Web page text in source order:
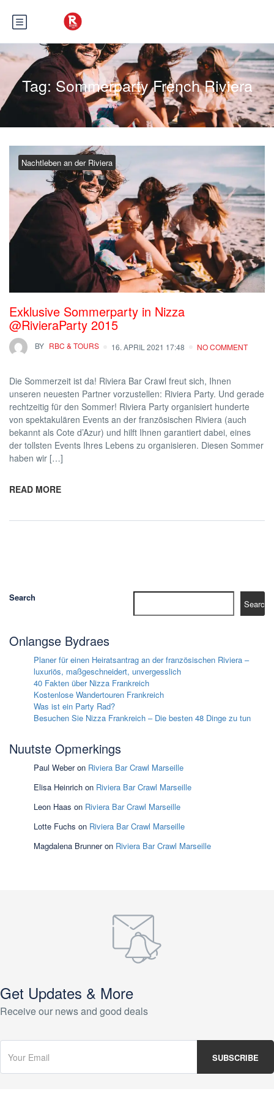
Tag: Sommerparty French Riviera
Nachtleben an der Riviera
Exklusive Sommerparty in Nizza
@RivieraParty 2015
BY RBC & TOURS 16. APRIL 2021 17:48 NO COMMENT
Die Sommerzeit ist da! Riviera Bar Crawl freut sich, Ihnen
unseren neuesten Partner vorzustellen: Riviera Party. Und gerade
rechtzeitig für den Sommer! Riviera Party organisiert hunderte
von spektakulären Events an der französischen Riviera (auch
bekannt als Cote d’Azur) und hilft Ihnen garantiert dabei, eines
der tollsten Events Ihres Lebens zu organisieren. Diesen Sommer
haben wir […]
READ MORE
Search
Search
Onlangse Bydraes
Planer für einen Heiratsantrag an der französischen Riviera –
luxuriös, maßgeschneidert, unvergesslich
40 Fakten über Nizza Frankreich
Kostenlose Wandertouren Frankreich
Was ist ein Party Rad?
Besuchen Sie Nizza Frankreich – Die besten 48 Dinge zu tun
Nuutste Opmerkings
Paul Weberon Riviera Bar Crawl Marseille
Elisa Heinrich on Riviera Bar Crawl Marseille
Leon Haas on Riviera Bar Crawl Marseille
Lotte Fuchs on Riviera Bar Crawl Marseille
Magdalena Brunneron Riviera Bar Crawl Marseille
Get Updates & More
Receive our news and good deals